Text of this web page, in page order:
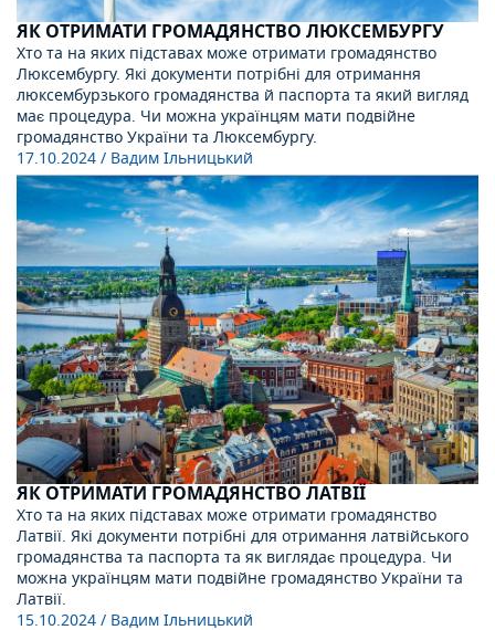
ЯК ОТРИМАТИ ГРОМАДЯНСТВО ЛЮКСЕМБУРГУ
Хто та на яких підставах може отримати громадянство
Люксембургу. Які документи потрібні для отримання
люксембурзького громадянства й паспорта та який вигляд
має процедура. Чи можна українцям мати подвійне
громадянство України та Люксембургу.
17.10.2024/ Вадим Ільницький
ЯК ОТРИМАТИ ГРОМАДЯНСТВО ЛАТВІЇ
Хто та на яких підставах може отримати громадянство
Латвії. Які документи потрібні для отримання латвійського
громадянства та паспорта та як виглядає процедура. Чи
можна українцям мати подвійне громадянство України та
Латвії.
15.10.2024/ Вадим Ільницький